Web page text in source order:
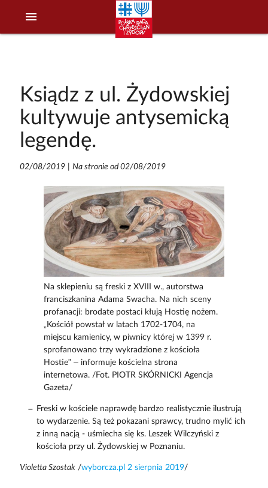
menu
Ksiądz z ul. Żydowskiej
kultywuje antysemicką
legendę.
02/08/2019| Na stronie od 02/08/2019
Na sklepieniu są freski z XVIII w., autorstwa
franciszkanina Adama Swacha. Na nich sceny
profanacji: brodate postaci kłują Hostię nożem.
„Kościół powstał w latach 1702-1704, na
miejscu kamienicy, w piwnicy której w 1399 r.
sprofanowano trzy wykradzione z kościoła
Hostie” – informuje kościelna strona
internetowa. /Fot. PIOTR SKÓRNICKI Agencja
Gazeta/
Freski w kościele naprawdę bardzo realistycznie ilustrują
to wydarzenie. Są też pokazani sprawcy, trudno mylić ich
z inną nacją - uśmiecha się ks. Leszek Wilczyński z
kościoła przy ul. Żydowskiej w Poznaniu.
Violetta Szostak/wyborcza.pl 2 sierpnia 2019/